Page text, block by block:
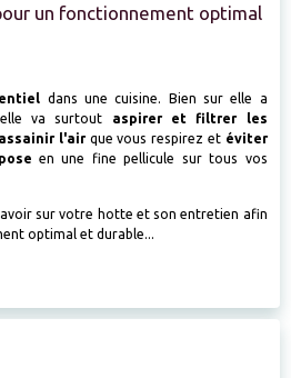
un fonctionnement optimal
dans une cuisine. Bien sur elle a
va surtout
aspirer et filtrer les
assainir l'airque vous respirez et éviter
en une fine pellicule sur tous vos
sur votre hotte et son entretien afin
optimal et durable...